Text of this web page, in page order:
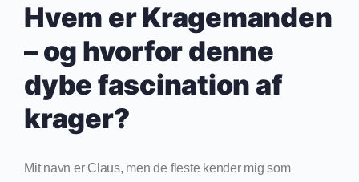
Hvem er Kragemanden
– og hvorfor denne
dybe fascination af
krager?
Mit navn er Claus, men de fleste kender mig som